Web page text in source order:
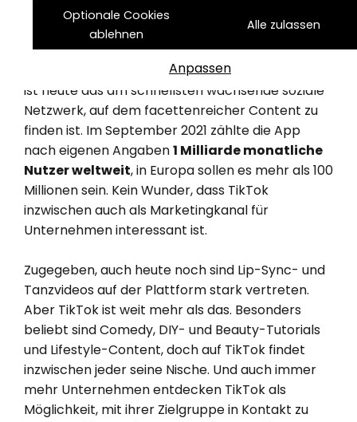
Optionale Cookies
ablehnen
Alle zulassen
Anpassen
aus der App Musical.ly und wird von dem
chinesischen Konzern ByteDance betrieben. Was
mit sogenannten „Lip Sync“-Videos begann, in
denen Teenager ihre Lippen zu Musik bewegten,
ist heute das am schnellsten wachsende soziale
Netzwerk, auf dem facettenreicher Content zu
finden ist. Im September 2021 zählte die App
nach eigenen Angaben1 Milliarde monatliche
Nutzer weltweit, in Europa sollen es mehr als 100
Millionen sein. Kein Wunder, dass TikTok
inzwischen auch als Marketingkanal für
Unternehmen interessant ist.
Zugegeben, auch heute noch sind Lip-Sync- und
Tanzvideos auf der Plattform stark vertreten.
Aber TikTok ist weit mehr als das. Besonders
beliebt sind Comedy, DIY- und Beauty-Tutorials
und Lifestyle-Content, doch auf TikTok findet
inzwischen jeder seine Nische. Und auch immer
mehr Unternehmen entdecken TikTok als
Möglichkeit, mit ihrer Zielgruppe in Kontakt zu